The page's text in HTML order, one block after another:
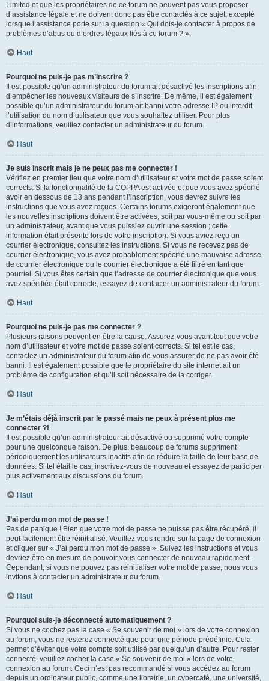
Limited et que les propriétaires de ce forum ne peuvent pas vous proposer
d’assistance légale et ne doivent donc pas être contactés à ce sujet, excepté
lorsque l’assistance porte sur la question « Qui dois-je contacter à propos de
problèmes d’abus ou d’ordres légaux liés à ce forum ? ».
Haut
Pourquoi ne puis-je pas m’inscrire ?
Il est possible qu’un administrateur du forum ait désactivé les inscriptions afin
d’empêcher les nouveaux visiteurs de s’inscrire. De même, il est également
possible qu’un administrateur du forum ait banni votre adresse IP ou interdit
l’utilisation du nom d’utilisateur que vous souhaitez utiliser. Pour plus
d’informations, veuillez contacter un administrateur du forum.
Haut
Je suis inscrit mais je ne peux pas me connecter !
Vérifiez en premier lieu que votre nom d’utilisateur et votre mot de passe soient
corrects. Si la fonctionnalité de la COPPA est activée et que vous avez spécifié
avoir en dessous de 13 ans pendant l’inscription, vous devrez suivre les
instructions que vous avez reçues. Certains forums exigeront également que
les nouvelles inscriptions doivent être activées, soit par vous-même ou soit par
un administrateur, avant que vous puissiez ouvrir une session ; cette
information était présente lors de votre inscription. Si vous aviez reçu un
courrier électronique, consultez les instructions. Si vous ne recevez pas de
courrier électronique, vous avez probablement spécifié une mauvaise adresse
de courrier électronique ou le courrier électronique a été filtré en tant que
pourriel. Si vous êtes certain que l’adresse de courrier électronique que vous
avez spécifiée était correcte, essayez de contacter un administrateur du forum.
Haut
Pourquoi ne puis-je pas me connecter ?
Plusieurs raisons peuvent en être la cause. Assurez-vous avant tout que votre
nom d’utilisateur et votre mot de passe soient corrects. Si tel est le cas,
contactez un administrateur du forum afin de vous assurer de ne pas avoir été
banni. Il est également possible que le propriétaire du site internet ait un
problème de configuration et qu’il soit nécessaire de la corriger.
Haut
Je m’étais déjà inscrit par le passé mais ne peux à présent plus me
connecter ?!
Il est possible qu’un administrateur ait désactivé ou supprimé votre compte
pour une quelconque raison. De plus, beaucoup de forums suppriment
périodiquement les utilisateurs inactifs afin de réduire la taille de leur base de
données. Si tel était le cas, inscrivez-vous de nouveau et essayez de participer
plus activement aux discussions du forum.
Haut
J’ai perdu mon mot de passe !
Pas de panique ! Bien que votre mot de passe ne puisse pas être récupéré, il
peut facilement être réinitialisé. Veuillez vous rendre sur la page de connexion
et cliquer sur « J’ai perdu mon mot de passe ». Suivez les instructions et vous
devriez être en mesure de pouvoir vous connecter de nouveau rapidement.
Cependant, si vous ne pouvez pas réinitialiser votre mot de passe, nous vous
invitons à contacter un administrateur du forum.
Haut
Pourquoi suis-je déconnecté automatiquement ?
Si vous ne cochez pas la case « Se souvenir de moi » lors de votre connexion
au forum, vous ne resterez connecté que pour une période prédéfinie. Cela
permet d’éviter que votre compte soit utilisé par quelqu’un d’autre. Pour rester
connecté, veuillez cocher la case « Se souvenir de moi » lors de votre
connexion au forum. Ceci n’est pas recommandé si vous accédez au forum
depuis un ordinateur public, comme une librairie, un cybercafé, une université,